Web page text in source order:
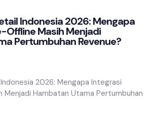
Indonesia 2026: Mengapa
Offline Masih Menjadi
Pertumbuhan Revenue?
2026: Mengapa Integrasi
Menjadi Hambatan Utama Pertumbuhan